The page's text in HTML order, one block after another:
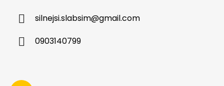
silnejsi.slabsim@gmail.com
0903140799